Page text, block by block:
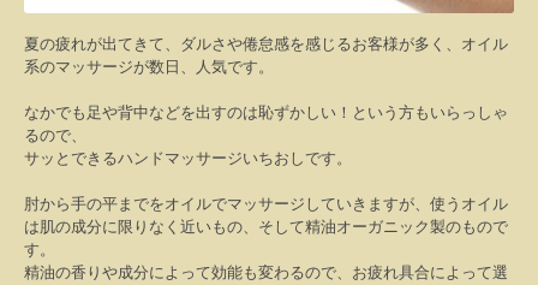
夏の疲れが出てきて、ダルさや倦怠感を感じるお客様が多く、オイル
系のマッサージが数日、人気です。
なかでも足や背中などを出すのは恥ずかしい！という方もいらっしゃ
るので、
サッとできるハンドマッサージいちおしです。
肘から手の平までをオイルでマッサージしていきますが、使うオイル
は肌の成分に限りなく近いもの、そして精油オーガニック製のもので
す。
精油の香りや成分によって効能も変わるので、お疲れ具合によって選